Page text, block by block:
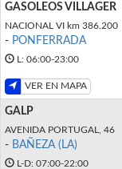
GASOLEOS VILLAGER
NACIONAL VI km 386.200
- PONFERRADA
L: 06:00-23:00
VER EN MAPA
GALP
AVENIDA PORTUGAL, 46
- BAÑEZA (LA)
L-D: 07:00-22:00